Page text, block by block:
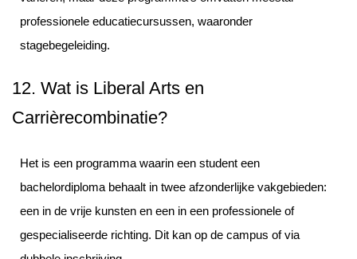
professionele educatiecursussen, waaronder
stagebegeleiding.
12. Wat is Liberal Arts en
Carrièrecombinatie?
Het is een programma waarin een student een
bachelordiploma behaalt in twee afzonderlijke vakgebieden:
een in de vrije kunsten en een in een professionele of
gespecialiseerde richting. Dit kan op de campus of via